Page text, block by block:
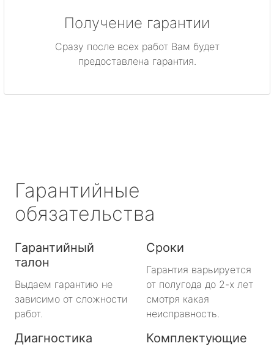
Получение гарантии
Сразу после всех работ Вам будет
предоставлена гарантия.
Гарантийные
обязательства
Гарантийный
талон
Выдаем гарантию не
зависимо от сложности
работ.
Сроки
Гарантия варьируется
от полугода до 2-х лет
смотря какая
неисправность.
Диагностика Комплектующие